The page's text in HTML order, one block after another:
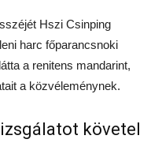
Hszi Csinping
harc főparancsnoki
a renitens mandarint,
a közvéleménynek.
követel